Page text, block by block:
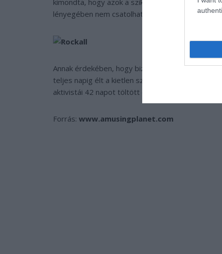
lényegében nem csatolhatók egy nemzethez
Annak érdekében, hogy bizonyítsa, az emberi
teljes napig élt a kietlen sziklán 1985-ben. Ezt a
aktivistái 42 napot töltött el a földdarabon
Forrás: www.amusingplanet.com